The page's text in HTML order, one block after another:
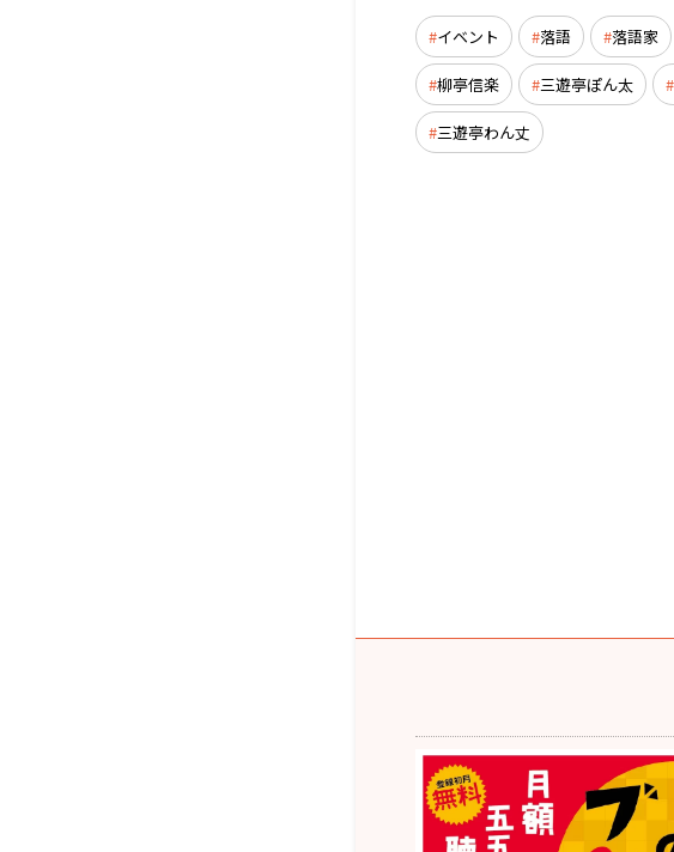
イベント 落語 落語家
柳亭信楽 三遊亭ぽん太
三遊亭わん丈